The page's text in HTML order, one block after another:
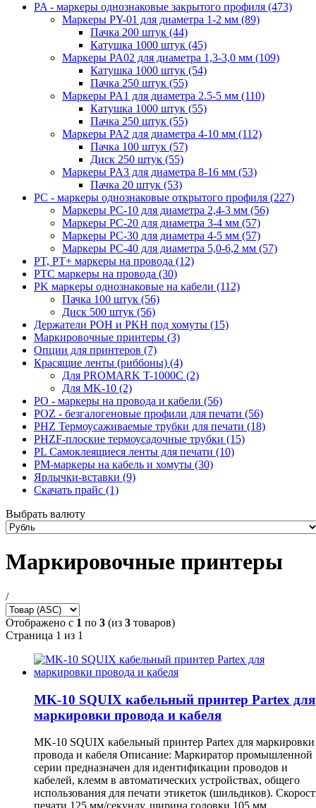
PA - маркеры однознаковые закрытого профиля (473)
Маркеры PY-01 для диаметра 1-2 мм (89)
Пачка 200 штук (44)
Катушка 1000 штук (45)
Маркеры PA02 для диаметра 1,3-3,0 мм (109)
Катушка 1000 штук (54)
Пачка 250 штук (55)
Маркеры PA1 для диаметра 2.5-5 мм (110)
Катушка 1000 штук (55)
Пачка 250 штук (55)
Маркеры PA2 для диаметра 4-10 мм (112)
Пачка 100 штук (57)
Диск 250 штук (55)
Маркеры PA3 для диаметра 8-16 мм (53)
Пачка 20 штук (53)
PC - маркеры однознаковые открытого профиля (227)
Маркеры PC-10 для диаметра 2,4-3 мм (56)
Маркеры PC-20 для диаметра 3-4 мм (57)
Маркеры PC-30 для диаметра 4-5 мм (57)
Маркеры PC-40 для диаметра 5,0-6,2 мм (57)
PT, PT+ маркеры на провода (12)
PTC маркеры на провода (30)
PK маркеры однознаковые на кабели (112)
Пачка 100 штук (56)
Диск 500 штук (56)
Держатели POH и PKH под хомуты (15)
Маркировочные принтеры (3)
Опции для принтеров (7)
Красящие ленты (риббоны) (4)
Для PROMARK T-1000C (2)
Для MK-10 (2)
PO - маркеры на провода и кабели (56)
POZ - безгалогеновые профили для печати (56)
PHZ Термоусаживаемые трубки для печати (18)
PHZF-плоские термоусадочные трубки (15)
PL Самоклеящиеся ленты для печати (10)
PM-маркеры на кабель и хомуты (30)
Ярлычки-вставки (9)
Скачать прайс (1)
Выбрать валюту
Маркировочные принтеры
/
Отображено с 1 по 3 (из 3 товаров)
Страница 1 из 1
MK-10 SQUIX кабельный принтер Partex для
маркировки провода и кабеля
MK-10 SQUIX кабельный принтер Partex для маркировки
провода и кабеля Описание: Маркиратор промышленной
серии предназначен для идентификации проводов и
кабелей, клемм в автоматических устройствах, общего
использования для печати этикеток (шильдиков).